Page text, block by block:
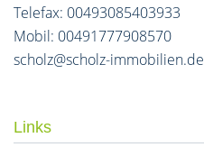
Telefax: 00493085403933
Mobil: 00491777908570
scholz@scholz-immobilien.de
Links